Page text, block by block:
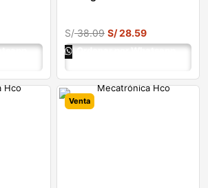
S/38.09 S/28.59
Ordenar por Whatsapp
Venta